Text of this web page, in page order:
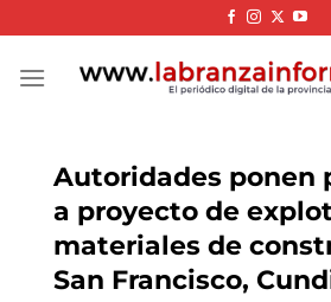
to
content
Autoridades ponen
a proyecto de
materiales de
San Francisco,